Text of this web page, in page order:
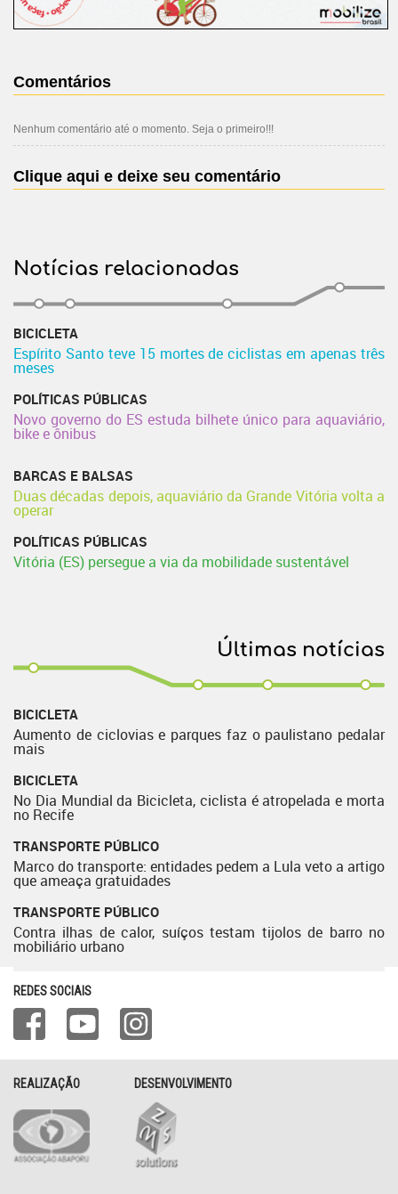
Comentários
Nenhum comentário até o momento. Seja o primeiro!!!
Clique aqui e deixe seu comentário
Notícias relacionadas
BICICLETA
Espírito Santo teve 15 mortes de ciclistas em apenas três
meses
POLÍTICAS PÚBLICAS
Novo governo do ES estuda bilhete único para aquaviário,
bike e ônibus
BARCAS E BALSAS
Duas décadas depois, aquaviário da Grande Vitória volta a
operar
POLÍTICAS PÚBLICAS
Vitória (ES) persegue a via da mobilidade sustentável
Últimas notícias
BICICLETA
Aumento de ciclovias e parques faz o paulistano pedalar
mais
BICICLETA
No Dia Mundial da Bicicleta, ciclista é atropelada e morta
no Recife
TRANSPORTE PÚBLICO
Marco do transporte: entidades pedem a Lula veto a artigo
que ameaça gratuidades
TRANSPORTE PÚBLICO
Contra ilhas de calor, suíços testam tijolos de barro no
mobiliário urbano
REDES SOCIAIS
REALIZAÇÃO DESENVOLVIMENTO